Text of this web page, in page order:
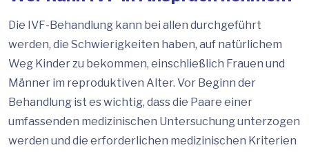
Die IVF-Behandlung kann bei allen durchgeführt
werden, die Schwierigkeiten haben, auf natürlichem
Weg Kinder zu bekommen, einschließlich Frauen und
Männer im reproduktiven Alter. Vor Beginn der
Behandlung ist es wichtig, dass die Paare einer
umfassenden medizinischen Untersuchung unterzogen
werden und die erforderlichen medizinischen Kriterien